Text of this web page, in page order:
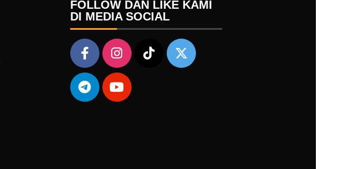
FOLLOW DAN LIKE KAMI
DI MEDIA SOCIAL